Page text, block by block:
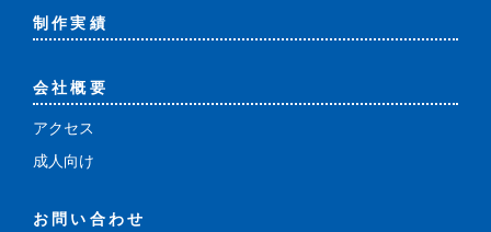
制作実績
会社概要
アクセス
成人向け
お問い合わせ